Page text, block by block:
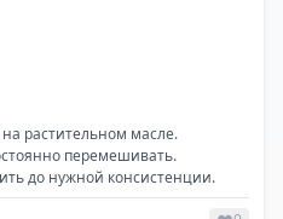
растительном масле.
перемешивать.
до нужной консистенции.